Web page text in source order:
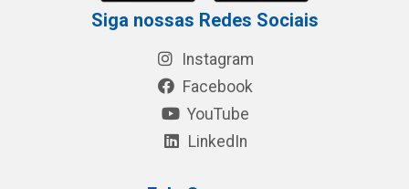
Siga nossas Redes Sociais
Instagram
Facebook
YouTube
LinkedIn